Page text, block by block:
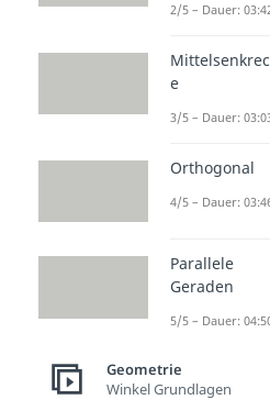
Die Formel
vondenen
das
Abstand
Punkten
durch die
2/5 – Dauer:
e
3/5 – Dauer:
Orthogonal
4/5 – Dauer:
Parallele
Geraden
5/5 – Dauer:
Geometrie
Winkel Grundlagen